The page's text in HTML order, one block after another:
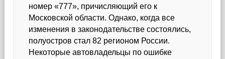
номер «777», причисляющий его к
Московской области. Однако, когда все
изменения в законодательстве состоялись,
полуостров стал 82 регионом России.
Некоторые автовладельцы по ошибке